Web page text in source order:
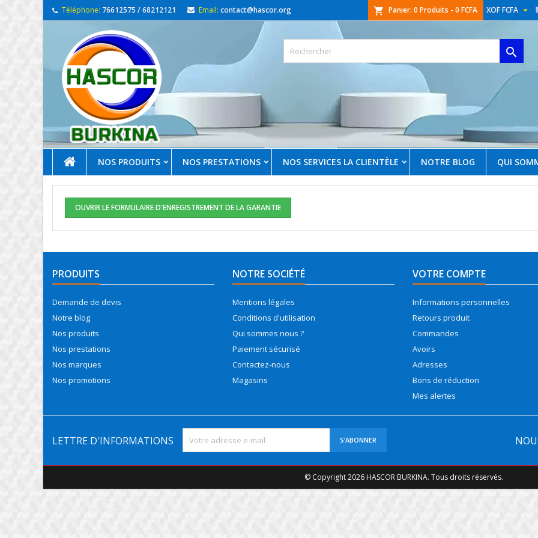
Téléphone: 76612575 / 68212121 Email: contact@hascor.org XOF FCFA 
shopping_cart Panier: 0 Produits - 0 FCFA

NOS PRODUITS NOS PRESTATIONS NOS SERVICES LA CLIENTÈLE NOTRE BLOG QUI
OUVRIR LE FORMULAIRE D'ENREGISTREMENT DE LA GARANTIE
PRODUITS
Demande de devis
Notre blog
Nos produits
Nos prestations
Nos marques
Nos promotions
NOTRE SOCIÉTÉ
Mentions légales
Conditions d'utilisation
Qui sommes nous ?
Paiement sécurisé
Contactez-nous
Magasins
VOTRE COMPTE
Informations personnelles
Retours produit
Commandes
Avoirs
Adresses
Bons de réduction
Mes alertes
LETTRE D'INFORMATIONS
© Copyright 2026 HASCOR BURKINA. Tous droits réservés.